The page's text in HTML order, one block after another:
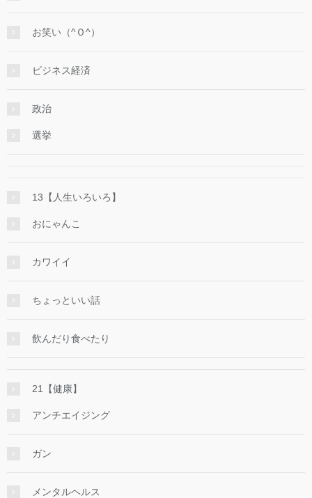
お笑い（^Ｏ^）
ビジネス経済
政治
選挙
13【人生いろいろ】
おにゃんこ
カワイイ
ちょっといい話
飲んだり食べたり
21【健康】
アンチエイジング
ガン
メンタルヘルス